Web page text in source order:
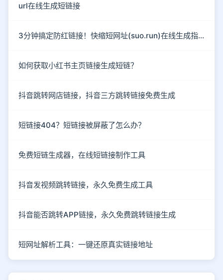
url在线生成短链接
3分钟搞定防红链接！快缩短网址(suo.run)在线生成指南
如何获取小红书主页链接生成短链？
抖音跳转网店链接，抖音三方跳转链接免费生成
短链接404？短链接被屏蔽了怎么办？
免费短链生成器，在线短链接制作工具
抖音发视频跳转链接，永久免费生成工具
抖音能否跳转APP链接，永久免费跳转链接生成
短网址解析工具：一键还原真实链接地址